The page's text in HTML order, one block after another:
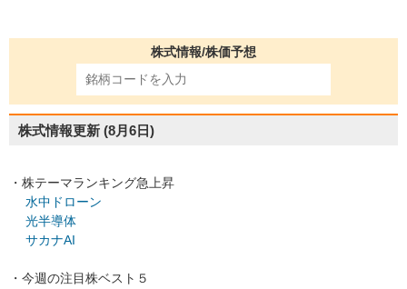
株式情報/株価予想
株式情報更新 (8月6日)
・株テーマランキング急上昇
水中ドローン
光半導体
サカナAI
・今週の注目株ベスト５